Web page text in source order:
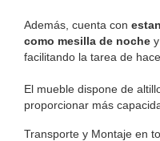
Además, cuenta con
como mesilla de noche
facilitando la tarea de
El mueble dispone de
proporcionar más
Transporte y Montaje en